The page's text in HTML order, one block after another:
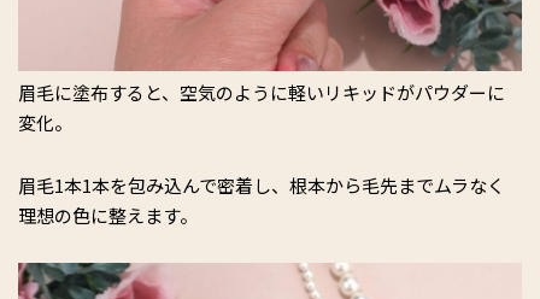
眉毛に塗布すると、空気のように軽いリキッドがパウダーに
変化。
眉毛1本1本を包み込んで密着し、根本から毛先までムラなく
理想の色に整えます。